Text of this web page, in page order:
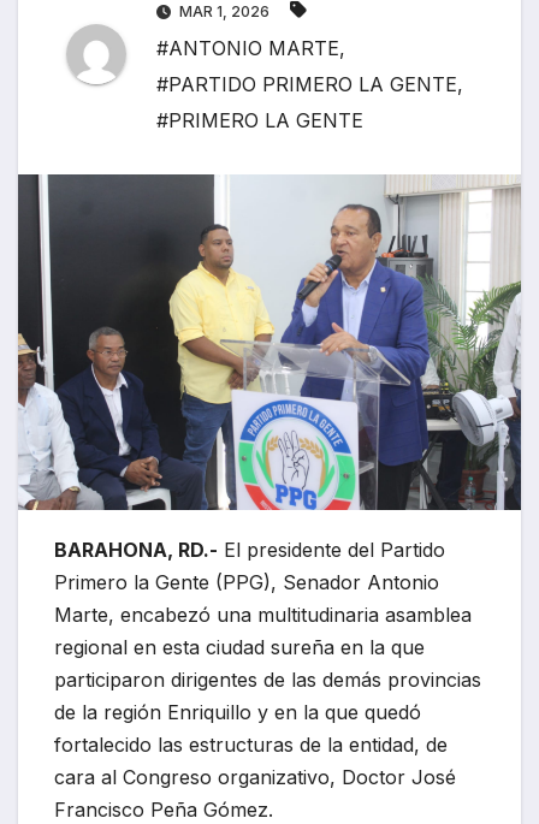
MAR 1, 2026
#ANTONIO MARTE,
#PARTIDO PRIMERO LA GENTE,
#PRIMERO LA GENTE
BARAHONA, RD.- El presidente del Partido
Primero la Gente (PPG), Senador Antonio
Marte, encabezó una multitudinaria asamblea
regional en esta ciudad sureña en la que
participaron dirigentes de las demás provincias
de la región Enriquillo y en la que quedó
fortalecido las estructuras de la entidad, de
cara al Congreso organizativo, Doctor José
Francisco Peña Gómez.